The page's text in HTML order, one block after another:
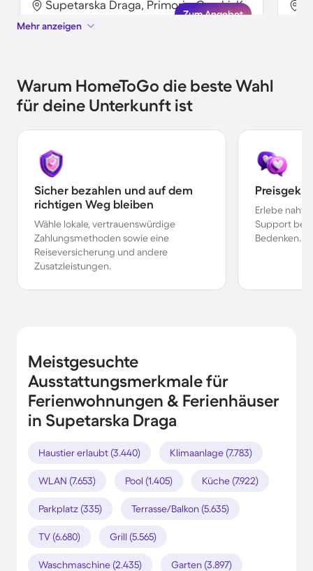
Supetarska Draga, Primorje-Gorski, Kroatien
Zum Angebot
Mehr anzeigen
Warum HomeToGo die beste Wahl
für deine Unterkunft ist
Sicher bezahlen und auf dem
richtigen Weg bleiben
Wähle lokale, vertrauenswürdige
Zahlungsmethoden sowie eine
Reiseversicherung und andere
Zusatzleistungen.
Erlebe
Support bei
Bedenken.
Meistgesuchte
Ausstattungsmerkmale für
Ferienwohnungen & Ferienhäuser
in Supetarska Draga
Haustier erlaubt (3.440) Klimaanlage (7.783)
WLAN (7.653) Pool (1.405) Küche (7.922)
Parkplatz (335) Terrasse/Balkon (5.635)
TV (6.680) Grill (5.565)
Waschmaschine (2.435) Garten (3.897)